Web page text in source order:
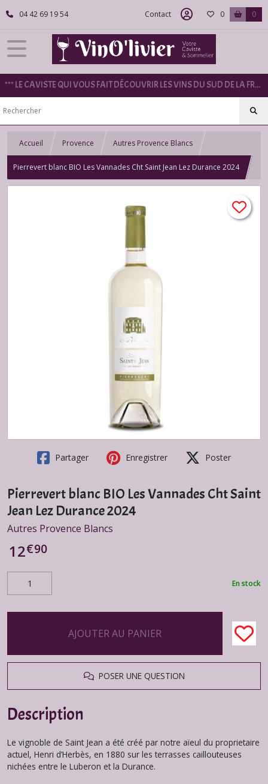
04 42 69 19 54 Contact 0 0
*** LE CAVISTE QUI VOUS FAIT DÉCOUVRIR LES VINS DU SUD DE LA FRANCE ***
Accueil Provence Autres Provence Blancs
Pierrevert blanc BIO Les Vannades Cht Saint Jean Lez Durance 2024
Partager Enregistrer Poster
Pierrevert blanc BIO Les Vannades Cht Saint
Jean Lez Durance 2024
Autres Provence Blancs
12€90
En stock
AJOUTER AU PANIER
POSER UNE QUESTION
Description
Le vignoble de Saint Jean a été créé par notre aïeul du proprietaire
actuel, Henri d’Herbès, en 1880 sur les terrasses caillouteuses
nichées entre le Luberon et la Durance.